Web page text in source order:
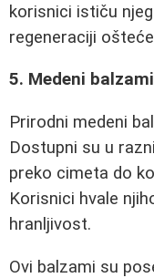
korisnici ističu
regeneraciji
5. Medeni balzami
Prirodni medeni
Dostupni su u
preko cimeta do
Korisnici hvale
hranljivost.
Ovi balzami su